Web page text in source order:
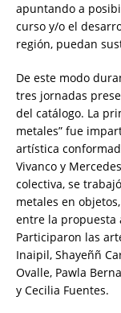
apuntando a
curso y/o el
región, puedan
De este modo
tres jornadas
del catálogo. La
metales” fue
artística
Vivanco y
colectiva, se
metales en
entre la propuesta
Participaron las
Inaipil, Shayeññ
Ovalle, Pawla
y Cecilia Fuentes.